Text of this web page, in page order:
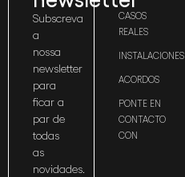
Subscreva
a
nossa
newsletter
para
ficar a
par de
todas
as
novidades.
CASOS
REALES
INSTALACIONES
ACORDOS
PONTE EN
CONTACTO
CON